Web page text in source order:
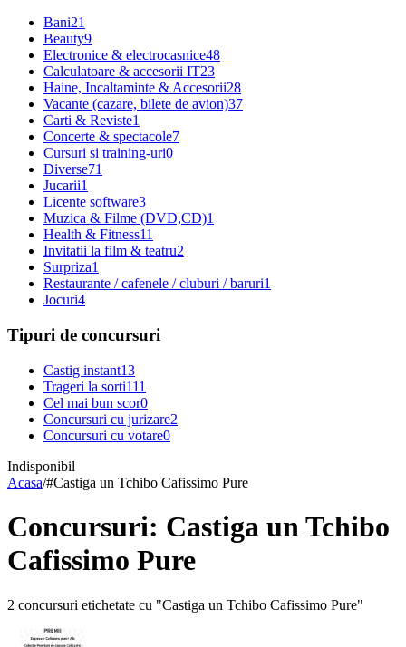
Bani21
Beauty9
Electronice & electrocasnice48
Calculatoare & accesorii IT23
Haine, Incaltaminte & Accesorii28
Vacante (cazare, bilete de avion)37
Carti & Reviste1
Concerte & spectacole7
Cursuri si training-uri0
Diverse71
Jucarii1
Licente software3
Muzica & Filme (DVD,CD)1
Health & Fitness11
Invitatii la film & teatru2
Surpriza1
Restaurante / cafenele / cluburi / baruri1
Jocuri4
Tipuri de concursuri
Castig instant13
Trageri la sorti111
Cel mai bun scor0
Concursuri cu jurizare2
Concursuri cu votare0
Indisponibil
Acasa/#Castiga un Tchibo Cafissimo Pure
Concursuri: Castiga un Tchibo
Cafissimo Pure
2 concursuri etichetate cu "Castiga un Tchibo Cafissimo Pure"